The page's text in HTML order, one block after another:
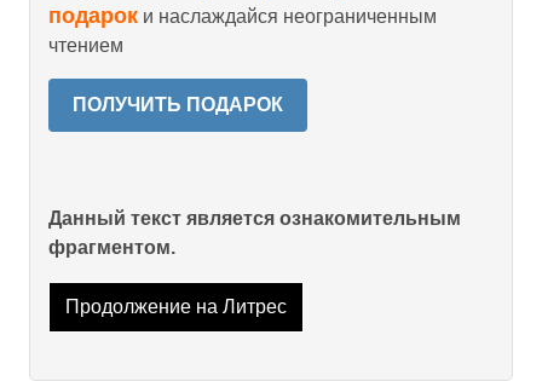
подарок и наслаждайся неограниченным
чтением
ПОЛУЧИТЬ ПОДАРОК
Данный текст является ознакомительным
фрагментом.
Продолжение на Литрес